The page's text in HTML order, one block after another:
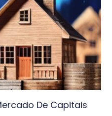
De Capitais